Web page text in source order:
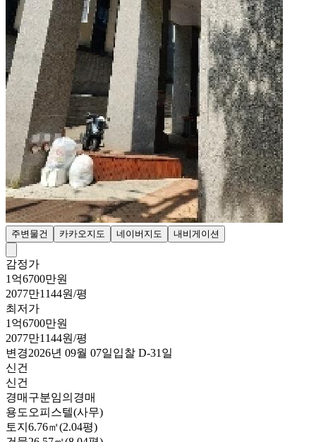
주변물건 카카오지도 네이버지도 내비게이션
감정가
1억6700만원
2077만1144원/평
최저가
1억6700만원
2077만1144원/평
변경2026년 09월 07일입찰 D-31 일
신건
신건
경매구분임의경매
용도 오피스텔(사무)
토지 6.76㎡(2.04평)